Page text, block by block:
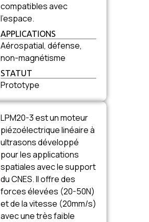
compatibles avec
l’espace.
APPLICATIONS
Aérospatial, défense,
non-magnétisme
STATUT
Prototype
LPM20-3 est un moteur
piézoélectrique linéaire à
ultrasons développé
pour les applications
spatiales avec le support
du CNES. Il offre des
forces élevées (20-50N)
et de la vitesse (20mm/s)
avec une très faible